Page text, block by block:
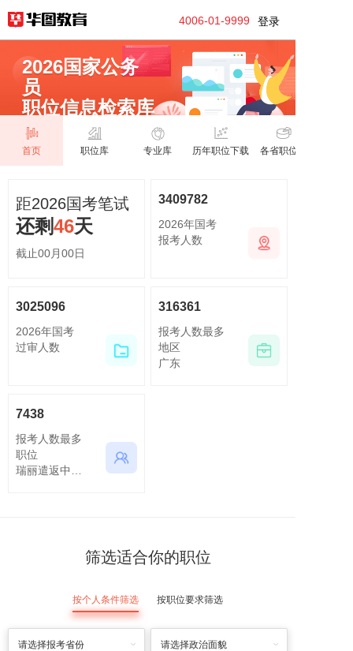
登录
4006-01-9999
2026国家公务
员
职位信息检索库
首页 职位库 专业库 历年职位下载 各省职位库
距2026国考笔试
还剩46天
截止00月00日
3409782
2026年国考
报考人数
3025096
2026年国考
过审人数
316361
报考人数最多
地区
广东
7438
报考人数最多
职位
筛选适合你的职位
按个人条件筛选 按职位要求筛选
请选择报考省份 请选择政治面貌